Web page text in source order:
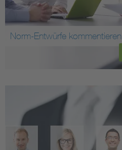
Norm-Entwürfe kommentieren